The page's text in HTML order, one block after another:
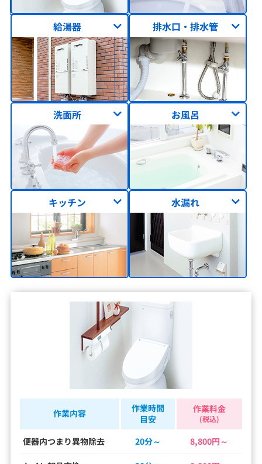
給湯器 排水口・排水管
洗面所 お風呂
キッチン 水漏れ
作業内容
作業時間
目安
作業料金
(税込)
便器内つまり異物除去 20分～ 8,800円～